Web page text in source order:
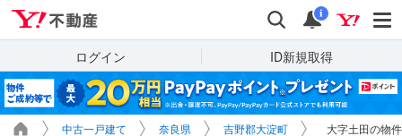
検索 通知
i
ログイン ID新規取得
中古一戸建て 奈良県 吉野郡大淀町 大字土田の物